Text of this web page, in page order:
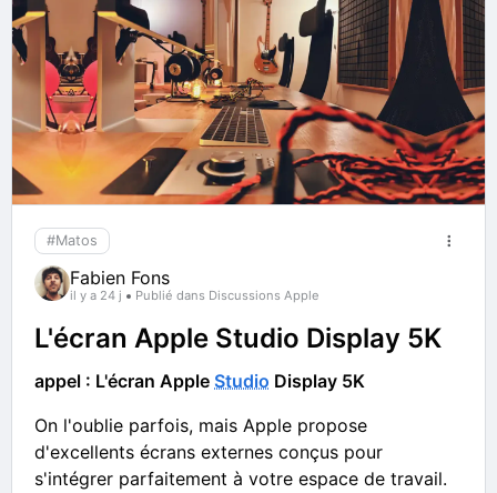
#Matos
Fabien Fons
il y a 24 j Publié dans Discussions Apple
L'écran Apple Studio Display 5K
appel : L'écran Apple Studio Display 5K
On l'oublie parfois, mais Apple propose
d'excellents écrans externes conçus pour
s'intégrer parfaitement à votre espace de travail.